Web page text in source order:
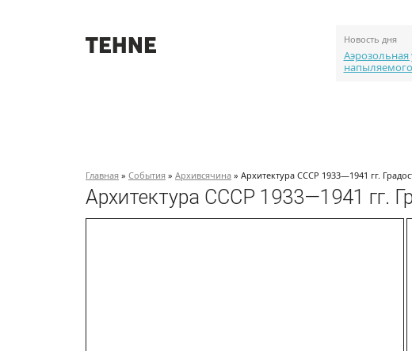
Новость дня
Главная » События » Архивсячина » Архитектура СССР 1933—1941 гг.
Архитектура СССР 1933—1941 гг.